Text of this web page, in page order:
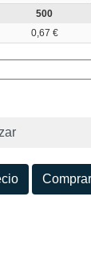
500
0,67 €